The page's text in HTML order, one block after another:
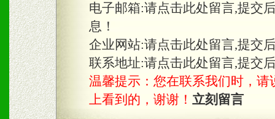
2、不定期在各大知名网站
知名度和影响力。
3、根据地方实际情况提供
具。
电子邮箱:请点击此处留言,提交
息！
企业网站:请点击此处留言,提交
联系地址:请点击此处留言,提交
温馨提示：您在联系我们时，请
上看到的，谢谢！ 立刻留言